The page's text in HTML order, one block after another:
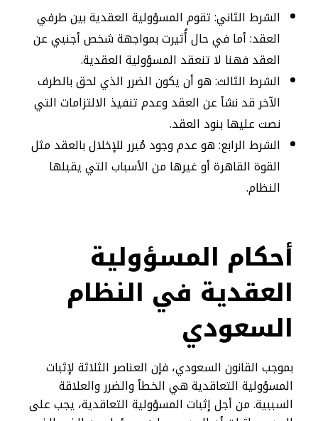
الشرط الثاني: تقوم المسؤولية العقدية بين طرفي
العقد: أما في حال أُثيرت بمواجهة شخص أجنبي عن
العقد فهنا لا تنعقد المسؤولية العقدية.
الشرط الثالث: هو أن يكون الضرر الذي لحق بالطرف
الآخر قد نشأ عن العقد وعدم تنفيذ الالتزامات التي
نصت عليها بنود العقد.
الشرط الرابع: هو عدم وجود مُبرر للإخلال بالعقد مثل
القوة القاهرة أو غيرها من الأسباب التي يقبلها
النظام.
أحكام المسؤولية
العقدية في النظام
السعودي
بموجب القانون السعودي، فإن العناصر الثلاثة لإثبات
المسؤولية التعاقدية هي الخطأ والضرر والعلاقة
السببية. من أجل إثبات المسؤولية التعاقدية، يجب على